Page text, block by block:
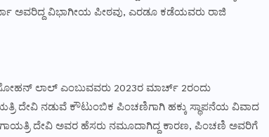
ಅವರಿದ್ದ ವಿಭಾಗೀಯ ಪೀಠವು, ಎರಡೂ ಕಡೆಯವರು ರಾಜಿ
ಲಾಲ್ ಎಂಬುವವರು 2023ರ ಮಾರ್ಚ್ 2ರಂದು
ದೇವಿ ನಡುವೆ ಕೌಟುಂಬಿಕ ಪಿಂಚಣಿಗಾಗಿ ಹಕ್ಕು ಸ್ಥಾಪನೆಯ ವಿವಾದ
ದೇವಿ ಅವರ ಹೆಸರು ನಮೂದಾಗಿದ್ದ ಕಾರಣ, ಪಿಂಚಣಿ ಅವರಿಗೆ